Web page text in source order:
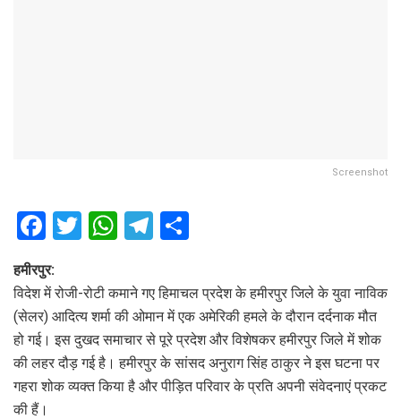
Screenshot
F
ce
b
o
o
k
T
tt
er
W
at
s
A
p
p
T
e
gr
a
m
ar
e
हमीरपुर:
विदेश में रोजी-रोटी कमाने गए हिमाचल प्रदेश के हमीरपुर जिले के युवा नाविक
(सेलर) आदित्य शर्मा की ओमान में एक अमेरिकी हमले के दौरान दर्दनाक मौत
हो गई। इस दुखद समाचार से पूरे प्रदेश और विशेषकर हमीरपुर जिले में शोक
की लहर दौड़ गई है। हमीरपुर के सांसद अनुराग सिंह ठाकुर ने इस घटना पर
गहरा शोक व्यक्त किया है और पीड़ित परिवार के प्रति अपनी संवेदनाएं प्रकट
की हैं।